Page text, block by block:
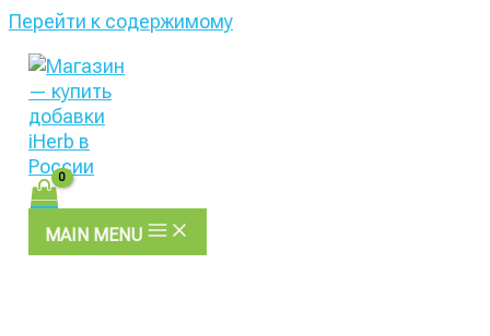
Перейти к содержимому
MAIN MENU